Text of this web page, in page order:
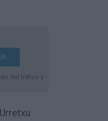
del tráfico y